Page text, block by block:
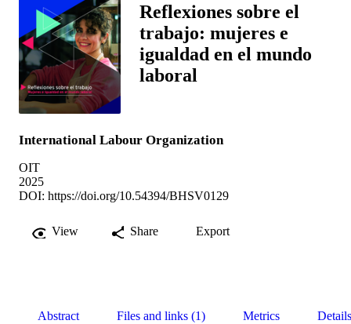
Reflexiones sobre el
trabajo: mujeres e
igualdad en el mundo
laboral
International Labour Organization
OIT
2025
DOI: https://doi.org/10.54394/BHSV0129
View Share Export
Abstract Files and links (1) Metrics Details